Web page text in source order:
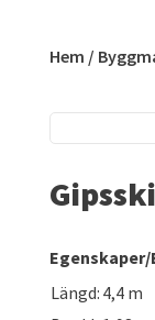
Hem /
Längd: 4,4 m